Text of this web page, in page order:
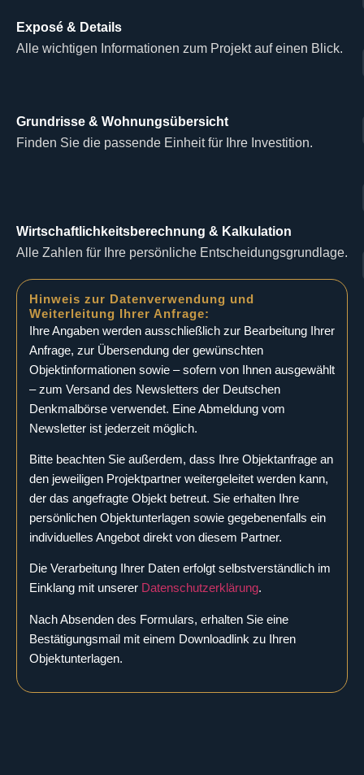
Exposé & Details
Alle wichtigen Informationen zum Projekt auf einen Blick.
Grundrisse & Wohnungsübersicht
Finden Sie die passende Einheit für Ihre Investition.
Wirtschaftlichkeitsberechnung & Kalkulation
Alle Zahlen für Ihre persönliche Entscheidungsgrundlage.
Hinweis zur Datenverwendung und
Weiterleitung Ihrer Anfrage:
Ihre Angaben werden ausschließlich zur Bearbeitung Ihrer
Anfrage, zur Übersendung der gewünschten
Objektinformationen sowie – sofern von Ihnen ausgewählt
– zum Versand des Newsletters der Deutschen
Denkmalbörse verwendet. Eine Abmeldung vom
Newsletter ist jederzeit möglich.
Bitte beachten Sie außerdem, dass Ihre Objektanfrage an
den jeweiligen Projektpartner weitergeleitet werden kann,
der das angefragte Objekt betreut. Sie erhalten Ihre
persönlichen Objektunterlagen sowie gegebenenfalls ein
individuelles Angebot direkt von diesem Partner.
Die Verarbeitung Ihrer Daten erfolgt selbstverständlich im
Einklang mit unserer Datenschutzerklärung.
Nach Absenden des Formulars, erhalten Sie eine
Bestätigungsmail mit einem Downloadlink zu Ihren
Objektunterlagen.